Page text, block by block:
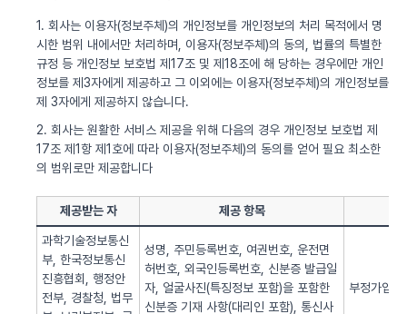
1. 회사는 이용자(정보주체)의 개인정보를 개인정보의 처리 목적에서 명
시한 범위 내에서만 처리하며, 이용자(정보주체)의 동의, 법률의 특별한
규정 등 개인정보 보호법 제17조 및 제18조에 해 당하는 경우에만 개인
정보를 제3자에게 제공하고 그 이외에는 이용자(정보주체)의 개인정보를
제 3자에게 제공하지 않습니다.
2. 회사는 원활한 서비스 제공을 위해 다음의 경우 개인정보 보호법 제
17조 제1항 제1호에 따라 이용자(정보주체)의 동의를 얻어 필요 최소한
의 범위로만 제공합니다
제공받는 자 제공 항목
과학기술정보통신
부, 한국정보통신
진흥협회, 행정안
전부, 경찰청, 법무
성명, 주민등록번호, 여권번호, 운전면
허번호, 외국인등록번호, 신분증 발급일
자, 얼굴사진(특징정보 포함)을 포함한
신분증 기재 사항(대리인 포함), 통신사
부정가입